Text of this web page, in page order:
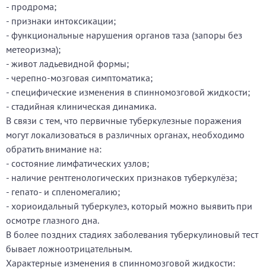
- продрома;
- признаки интоксикации;
- функциональные нарушения органов таза (запоры без
метеоризма);
- живот ладьевидной формы;
- черепно-мозговая симптоматика;
- специфические изменения в спинномозговой жидкости;
- стадийная клиническая динамика.
В связи с тем, что первичные туберкулезные поражения
могут локализоваться в различных органах, необходимо
обратить внимание на:
- состояние лимфатических узлов;
- наличие рентгенологических признаков туберкулёза;
- гепато- и спленомегалию;
- хориоидальный туберкулез, который можно выявить при
осмотре глазного дна.
В более поздних стадиях заболевания туберкулиновый тест
бывает ложноотрицательным.
Характерные изменения в спинномозговой жидкости: